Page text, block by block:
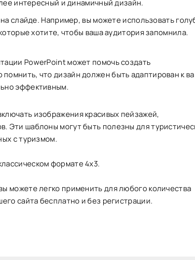
интересный и динамичный дизайн.
слайде. Например, вы можете использовать
хотите, чтобы ваша аудитория запомнила.
PowerPoint может помочь создать
что дизайн должен быть адаптирован к
эффективным.
изображения красивых пейзажей,
Эти шаблоны могут быть полезны для
с туризмом.
формате 4х3.
можете легко применить для любого количества
сайта бесплатно и без регистрации.